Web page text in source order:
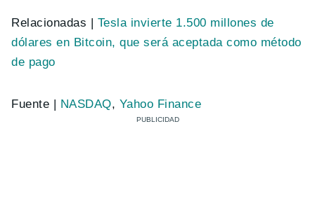
Relacionadas | Tesla invierte 1.500 millones de
dólares en Bitcoin, que será aceptada como método
de pago
Fuente | NASDAQ, Yahoo Finance